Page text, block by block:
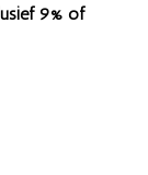
9% of